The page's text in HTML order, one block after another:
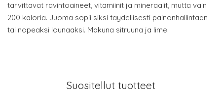
tarvittavat ravintoaineet, vitamiinit ja mineraalit, mutta vain
200 kaloria. Juoma sopii siksi täydellisesti painonhallintaan
tai nopeaksi lounaaksi. Makuna sitruuna ja lime.
Suositellut tuotteet